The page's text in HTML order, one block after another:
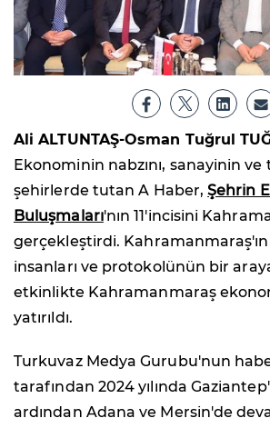
Ali ALTUNTAŞ-Osman Tuğrul
Ekonominin nabzını, sanayinin
şehirlerde tutan A Haber,Şehrin
Buluşmaları'nın 11'incisini
gerçekleştirdi.
insanları ve protokolünün bir
etkinlikte Kahramanmaraş
yatırıldı.
Turkuvaz Medya Gurubu'nun
tarafından 2024 yılında
ardından Adana ve Mersin'de